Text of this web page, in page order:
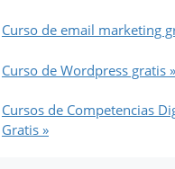
Curso de email marketing
Curso de Wordpress gratis »
Cursos de Competencias
Gratis »